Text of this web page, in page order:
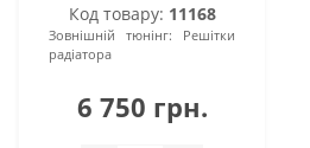
Код товару: 11168
Зовнішній тюнінг:
Решітки
радіатора
6 750 грн.